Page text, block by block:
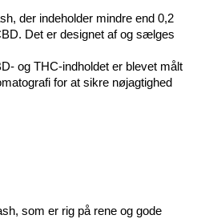
der indeholder mindre end 0,2
Det er designet af og sælges
og THC-indholdet er blevet målt
for at sikre nøjagtighed
som er rig på rene og gode